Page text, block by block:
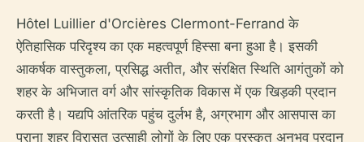
Hôtel Luillier d'Orcières Clermont-Ferrand के
ऐतिहासिक परिदृश्य का एक महत्वपूर्ण हिस्सा बना हुआ है। इसकी
आकर्षक वास्तुकला, प्रसिद्ध अतीत, और संरक्षित स्थिति आगंतुकों को
शहर के अभिजात वर्ग और सांस्कृतिक विकास में एक खिड़की प्रदान
करती है। यद्यपि आंतरिक पहुंच दुर्लभ है, अग्रभाग और आसपास का
पुराना शहर विरासत उत्साही लोगों के लिए एक पुरस्कृत अनुभव प्रदान